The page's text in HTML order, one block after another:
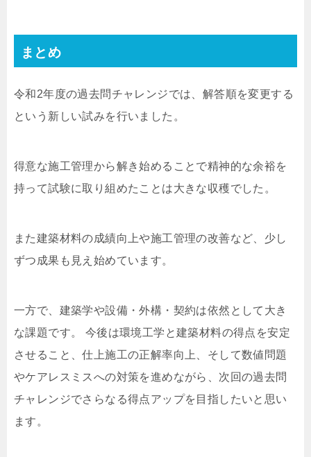
まとめ
令和2年度の過去問チャレンジでは、解答順を変更する
という新しい試みを行いました。
得意な施工管理から解き始めることで精神的な余裕を
持って試験に取り組めたことは大きな収穫でした。
また建築材料の成績向上や施工管理の改善など、少し
ずつ成果も見え始めています。
一方で、建築学や設備・外構・契約は依然として大き
な課題です。 今後は環境工学と建築材料の得点を安定
させること、仕上施工の正解率向上、そして数値問題
やケアレスミスへの対策を進めながら、次回の過去問
チャレンジでさらなる得点アップを目指したいと思い
ます。